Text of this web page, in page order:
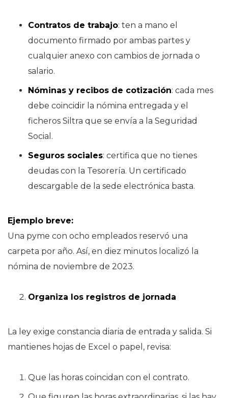
Contratos de trabajo: ten a mano el
documento firmado por ambas partes y
cualquier anexo con cambios de jornada o
salario.
Nóminas y recibos de cotización: cada mes
debe coincidir la nómina entregada y el
ficheros Siltra que se envía a la Seguridad
Social.
Seguros sociales: certifica que no tienes
deudas con la Tesorería. Un certificado
descargable de la sede electrónica basta.
Ejemplo breve:
Una pyme con ocho empleados reservó una
carpeta por año. Así, en diez minutos localizó la
nómina de noviembre de 2023.
Organiza los registros de jornada
La ley exige constancia diaria de entrada y salida. Si
mantienes hojas de Excel o papel, revisa:
Que las horas coincidan con el contrato.